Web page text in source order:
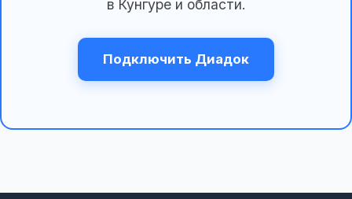
в Кунгуре и области.
Подключить Диадок